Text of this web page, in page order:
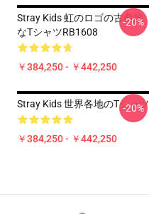
Stray Kids 虹のロゴの古典的
なTシャツRB1608
￥384,250 - ￥442,250
-20%
Stray Kids 世界各地のTシャツ
￥384,250 - ￥442,250
-20%